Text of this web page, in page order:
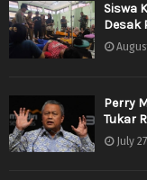
Siswa
Desak
Perry
Tukar
July